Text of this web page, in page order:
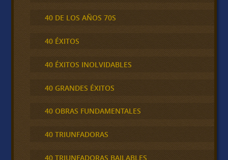
40 DE LOS AÑOS 70S
40 ÉXITOS
40 ÉXITOS INOLVIDABLES
40 GRANDES ÉXITOS
40 OBRAS FUNDAMENTALES
40 TRIUNFADORAS
40 TRIUNFADORAS BAILABLES